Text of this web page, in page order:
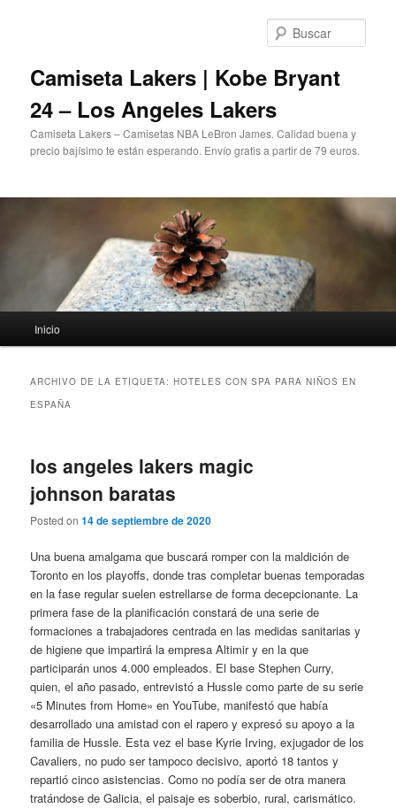
Camiseta Lakers | Kobe Bryant
24 – Los Angeles Lakers
Camiseta Lakers – Camisetas NBA LeBron James. Calidad buena y
precio bajísimo te están esperando. Envío gratis a partir de 79 euros.
principal
Inicio
ARCHIVO DE LA ETIQUETA:HOTELES CON SPA PARA NIÑOS EN
ESPAÑA
los angeles lakers magic
johnson baratas
Posted on14 de septiembre de 2020
Una buena amalgama que buscará romper con la maldición de
Toronto en los playoffs, donde tras completar buenas temporadas
en la fase regular suelen estrellarse de forma decepcionante. La
primera fase de la planificación constará de una serie de
formaciones a trabajadores centrada en las medidas sanitarias y
de higiene que impartirá la empresa Altimir y en la que
participarán unos 4.000 empleados. El base Stephen Curry,
quien, el año pasado, entrevistó a Hussle como parte de su serie
«5 Minutes from Home» en YouTube, manifestó que había
desarrollado una amistad con el rapero y expresó su apoyo a la
familia de Hussle. Esta vez el base Kyrie Irving, exjugador de los
Cavaliers, no pudo ser tampoco decisivo, aportó 18 tantos y
repartió cinco asistencias. Como no podía ser de otra manera
tratándose de Galicia, el paisaje es soberbio, rural, carismático.